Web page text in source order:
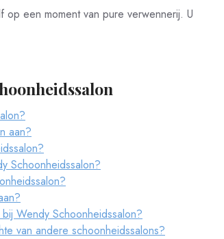
op een moment van pure verwennerij. U
aan?
Schoonheidssalon?
Wendy Schoonheidssalon?
van andere schoonheidssalons?